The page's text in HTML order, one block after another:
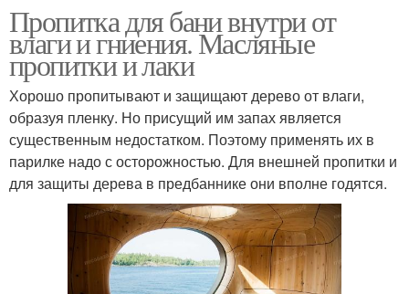
Пропитка для бани внутри от
влаги и гниения. Масляные
пропитки и лаки
Хорошо пропитывают и защищают дерево от влаги,
образуя пленку. Но присущий им запах является
существенным недостатком. Поэтому применять их в
парилке надо с осторожностью. Для внешней пропитки и
для защиты дерева в предбаннике они вполне годятся.